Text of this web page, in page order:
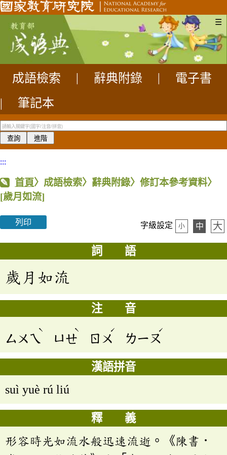
☰
成語檢索 辭典附錄
電子書
|
筆記本
:::
首頁〉成語檢索〉辭典附錄〉修訂本參考資料〉
[歲月如流]
列印 字級設定 小 中 大
詞 語
歲月如流
注 音
ㄙㄨㄟ
ˋ
ㄩㄝ
ˋ
ㄖㄨ
ˊ
ㄌㄧㄡ
ˊ
漢語拼音
suì yuè rú liú
釋 義
形容時光如流水般迅速流逝。《陳書．